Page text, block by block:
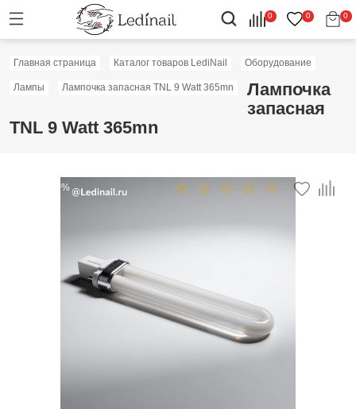
0 0 0
Главная страница Каталог товаров LediNail Оборудование
Лампы Лампочка запасная TNL 9 Watt 365mn
Лампочка
запасная
TNL 9 Watt 365mn
Скидка: 60%